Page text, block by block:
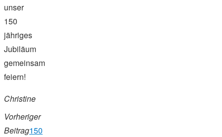
unser
150
jähriges
Jubiläum
gemeinsam
feiern!
Christine
Vorheriger
Beitrag150